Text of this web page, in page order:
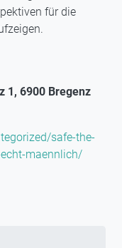
für die
1, 6900 Bregenz
safe-the-
maennlich/